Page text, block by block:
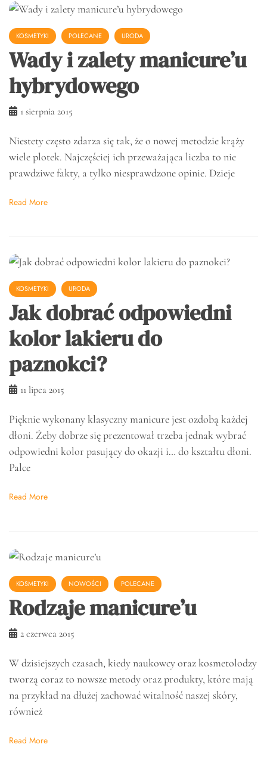
KOSMETYKI POLECANE URODA
Wady i zalety manicure’u
hybrydowego
1 sierpnia 2015
Niestety często zdarza się tak, że o nowej metodzie krąży
wiele plotek. Najczęściej ich przeważająca liczba to nie
prawdziwe fakty, a tylko niesprawdzone opinie. Dzieje
Read More
KOSMETYKI URODA
Jak dobrać odpowiedni
kolor lakieru do
paznokci?
11 lipca 2015
Pięknie wykonany klasyczny manicure jest ozdobą każdej
dłoni. Żeby dobrze się prezentował trzeba jednak wybrać
odpowiedni kolor pasujący do okazji i… do kształtu dłoni.
Palce
Read More
KOSMETYKI NOWOŚCI POLECANE
Rodzaje manicure’u
2 czerwca 2015
W dzisiejszych czasach, kiedy naukowcy oraz kosmetolodzy
tworzą coraz to nowsze metody oraz produkty, które mają
na przykład na dłużej zachować witalność naszej skóry,
również
Read More